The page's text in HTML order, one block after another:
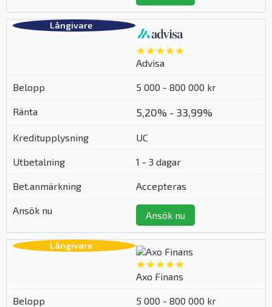
★★★★★
Advisa
5 000 - 800 000 kr
5,20% - 33,99%
UC
1 - 3 dagar
Accepteras
Ansök nu
★★★★★
Axo Finans
5 000 - 800 000 kr